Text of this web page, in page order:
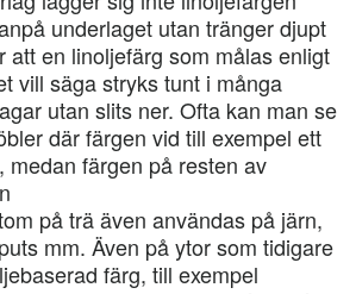
underlaget utan tränger djupt
att en linoljefärg som målas enligt
vill säga stryks tunt i många
utan slits ner. Ofta kan man se
där färgen vid till exempel ett
medan färgen på resten av
på trä även användas på järn,
mm. Även på ytor som tidigare
färg, till exempel